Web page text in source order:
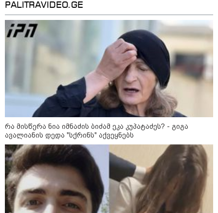
მესიჯს... მე ვერ ვნახე, რადგან
"სპამებში" ჩავარდა": რა
მისწერა ნია იმნაძის ბიძამ ეკა
კუპატაძეს? - გიგა ავალიანის
დედა "სქრინს" აქვეყნებს
კატეგორიის ყველა სიახლე
მკითხველის რჩევით
PALITRAVIDEO.GE
რა მისწერა ნია იმნაძის ბიძამ ეკა კუპატაძეს? - გიგა
ავალიანის დედა "სქრინს" აქვეყნებს